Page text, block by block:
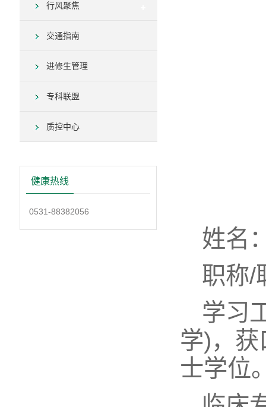
行风聚焦
交通指南
进修生管理
专科联盟
质控中心
健康热线
0531-88382056
姓名
职称/
学习
学)，
士学位